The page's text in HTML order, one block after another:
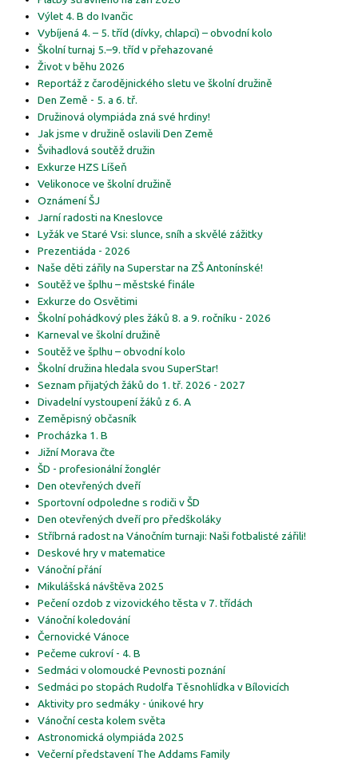
Výlet 4. B do Ivančic
Vybíjená 4. – 5. tříd (dívky, chlapci) – obvodní kolo
Školní turnaj 5.–9. tříd v přehazované
Život v běhu 2026
Reportáž z čarodějnického sletu ve školní družině
Den Země - 5. a 6. tř.
Družinová olympiáda zná své hrdiny!
Jak jsme v družině oslavili Den Země
Švihadlová soutěž družin
Exkurze HZS Líšeň
Velikonoce ve školní družině
Oznámení ŠJ
Jarní radosti na Kneslovce
Lyžák ve Staré Vsi: slunce, sníh a skvělé zážitky
Prezentiáda - 2026
Naše děti zářily na Superstar na ZŠ Antonínské!
Soutěž ve šplhu – městské finále
Exkurze do Osvětimi
Školní pohádkový ples žáků 8. a 9. ročníku - 2026
Karneval ve školní družině
Soutěž ve šplhu – obvodní kolo
Školní družina hledala svou SuperStar!
Seznam přijatých žáků do 1. tř. 2026 - 2027
Divadelní vystoupení žáků z 6. A
Zeměpisný občasník
Procházka 1. B
Jižní Morava čte
ŠD - profesionální žonglér
Den otevřených dveří
Sportovní odpoledne s rodiči v ŠD
Den otevřených dveří pro předškoláky
Stříbrná radost na Vánočním turnaji: Naši fotbalisté zářili!
Deskové hry v matematice
Vánoční přání
Mikulášská návštěva 2025
Pečení ozdob z vizovického těsta v 7. třídách
Vánoční koledování
Černovické Vánoce
Pečeme cukroví - 4. B
Sedmáci v olomoucké Pevnosti poznání
Sedmáci po stopách Rudolfa Těsnohlídka v Bílovicích
Aktivity pro sedmáky - únikové hry
Vánoční cesta kolem světa
Astronomická olympiáda 2025
Večerní představení The Addams Family